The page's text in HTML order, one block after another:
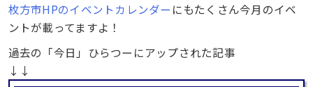
枚方市HPのイベントカレンダー にもたくさん今月のイベ
ントが載ってますよ！
過去の「今日」ひらつーにアップされた記事
↓↓